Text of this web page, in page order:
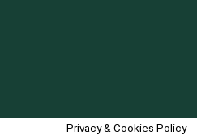
Privacy & Cookies Policy